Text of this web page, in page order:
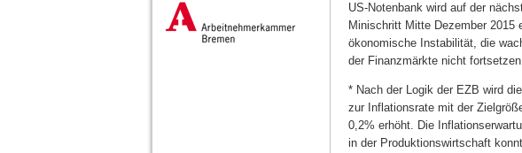
US-Notenbank wird auf der
Minischritt Mitte Dezember
ökonomische Instabilität, die
der Finanzmärkte nicht
* Nach der Logik der EZB wird
zur Inflationsrate mit der
0,2% erhöht. Die
in der Produktionswirtschaft